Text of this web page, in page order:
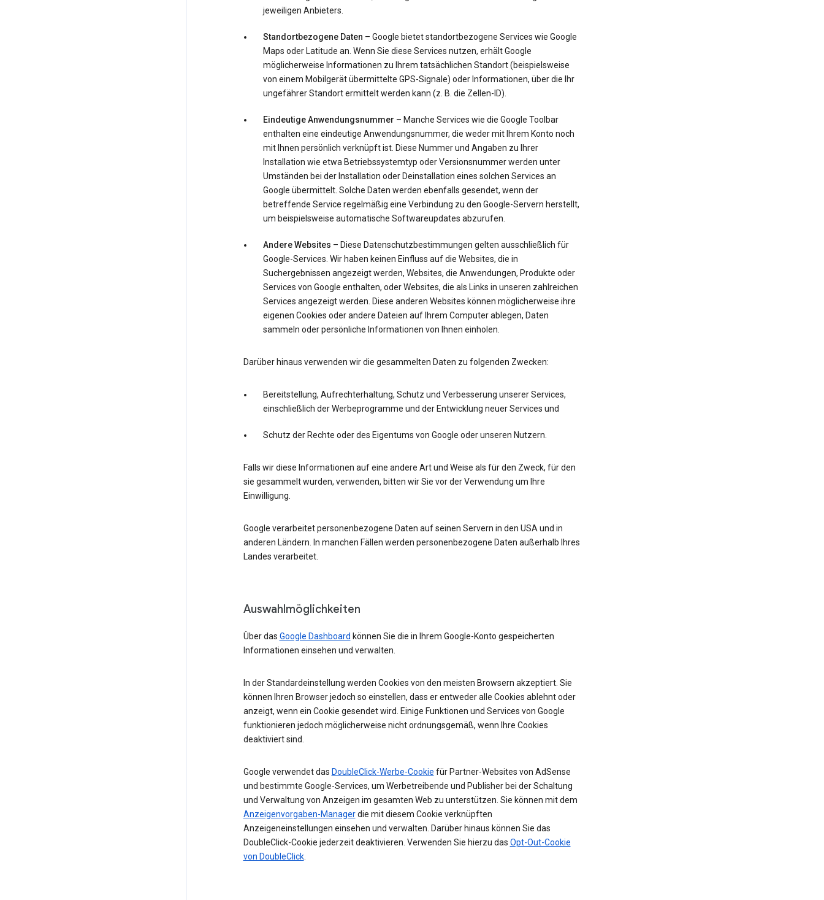
jeweiligen Anbieters.
Standortbezogene Daten – Google bietet standortbezogene Services wie Google
Maps oder Latitude an. Wenn Sie diese Services nutzen, erhält Google
möglicherweise Informationen zu Ihrem tatsächlichen Standort (beispielsweise
von einem Mobilgerät übermittelte GPS-Signale) oder Informationen, über die Ihr
ungefährer Standort ermittelt werden kann (z. B. die Zellen-ID).
Eindeutige Anwendungsnummer – Manche Services wie die Google Toolbar
enthalten eine eindeutige Anwendungsnummer, die weder mit Ihrem Konto noch
mit Ihnen persönlich verknüpft ist. Diese Nummer und Angaben zu Ihrer
Installation wie etwa Betriebssystemtyp oder Versionsnummer werden unter
Umständen bei der Installation oder Deinstallation eines solchen Services an
Google übermittelt. Solche Daten werden ebenfalls gesendet, wenn der
betreffende Service regelmäßig eine Verbindung zu den Google-Servern herstellt,
um beispielsweise automatische Softwareupdates abzurufen.
Andere Websites – Diese Datenschutzbestimmungen gelten ausschließlich für
Google-Services. Wir haben keinen Einfluss auf die Websites, die in
Suchergebnissen angezeigt werden, Websites, die Anwendungen, Produkte oder
Services von Google enthalten, oder Websites, die als Links in unseren zahlreichen
Services angezeigt werden. Diese anderen Websites können möglicherweise ihre
eigenen Cookies oder andere Dateien auf Ihrem Computer ablegen, Daten
sammeln oder persönliche Informationen von Ihnen einholen.
Darüber hinaus verwenden wir die gesammelten Daten zu folgenden Zwecken:
Bereitstellung, Aufrechterhaltung, Schutz und Verbesserung unserer Services,
einschließlich der Werbeprogramme und der Entwicklung neuer Services und
Schutz der Rechte oder des Eigentums von Google oder unseren Nutzern.
Falls wir diese Informationen auf eine andere Art und Weise als für den Zweck, für den
sie gesammelt wurden, verwenden, bitten wir Sie vor der Verwendung um Ihre
Einwilligung.
Google verarbeitet personenbezogene Daten auf seinen Servern in den USA und in
anderen Ländern. In manchen Fällen werden personenbezogene Daten außerhalb Ihres
Landes verarbeitet.
Auswahlmöglichkeiten
Über das Google Dashboard können Sie die in Ihrem Google-Konto gespeicherten
Informationen einsehen und verwalten.
In der Standardeinstellung werden Cookies von den meisten Browsern akzeptiert. Sie
können Ihren Browser jedoch so einstellen, dass er entweder alle Cookies ablehnt oder
anzeigt, wenn ein Cookie gesendet wird. Einige Funktionen und Services von Google
funktionieren jedoch möglicherweise nicht ordnungsgemäß, wenn Ihre Cookies
deaktiviert sind.
Google verwendet das DoubleClick-Werbe-Cookie für Partner-Websites von AdSense
und bestimmte Google-Services, um Werbetreibende und Publisher bei der Schaltung
und Verwaltung von Anzeigen im gesamten Web zu unterstützen. Sie können mit dem
Anzeigenvorgaben-Managerdie mit diesem Cookie verknüpften
Anzeigeneinstellungen einsehen und verwalten. Darüber hinaus können Sie das
DoubleClick-Cookie jederzeit deaktivieren. Verwenden Sie hierzu das Opt-Out-Cookie
von DoubleClick.